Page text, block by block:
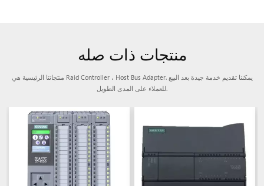
منتجات ذات صله
منتجاتنا الرئيسية هي Raid Controller ، Host Bus Adapter. يمكننا تقديم خدمة جيدة بعد البيع